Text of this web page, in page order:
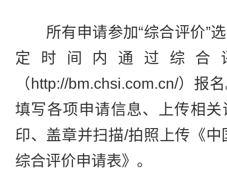
所有申请参加“综合评价”选
定时间内通过综合
（http://bm.chsi.com.cn/）报
填写各项申请信息、上传相
印、盖章并扫描/拍照上传《
综合评价申请表》。